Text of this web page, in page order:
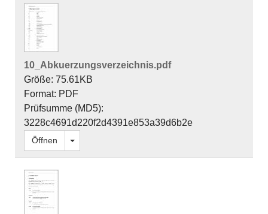
10_Abkuerzungsverzeichnis.pdf
Größe: 75.61KB
Format: PDF
Prüfsumme (MD5):
3228c4691d220f2d4391e853a39d6b2e
Öffnen Dropdown öffnen